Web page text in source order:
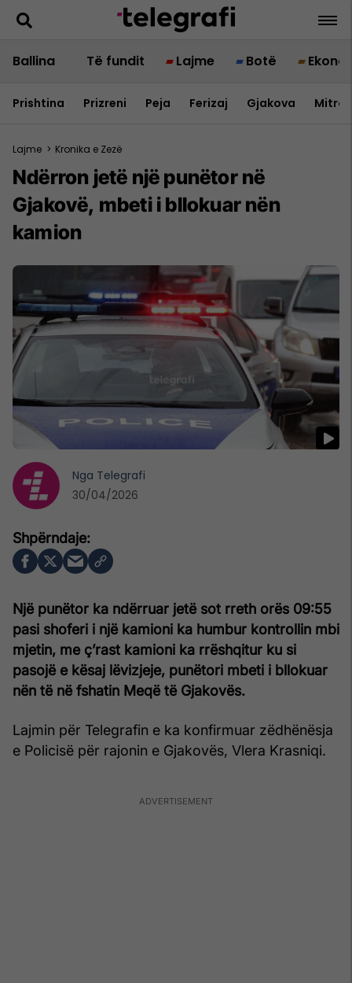
Ballina Të fundit Lajme Botë
Prishtina Prizreni Peja Ferizaj Gjakova
Lajme > Kronika e Zezë
Ndërron jetë një punëtor në
Gjakovë, mbeti i bllokuar nën
kamion
Një punëtor ka ndërruar jetë sot rreth orës 09:55
pasi shoferi i një kamioni ka humbur kontrollin mbi
mjetin, me ç’rast kamioni ka rrëshqitur ku si
pasojë e kësaj lëvizjeje, punëtori mbeti i bllokuar
nën të në fshatin Meqë të Gjakovës.
Lajmin për Telegrafin e ka konfirmuar zëdhënësja
e Policisë për rajonin e Gjakovës, Vlera Krasniqi.
Nga Telegrafi
30/04/2026